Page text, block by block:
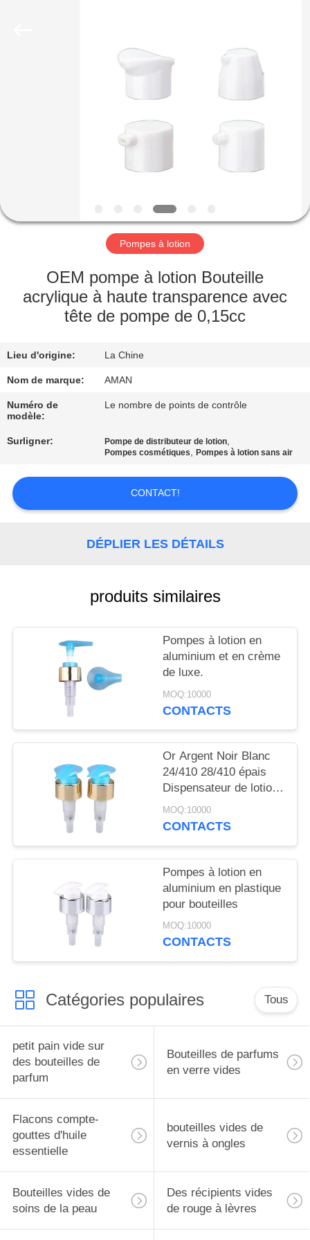
LE
SPECTACLE
PROPOS
NOUS
VISITE
L'USINE
CONTRÔLE
QUALITÉ
NOUVELLES
DEMANDEZ
UN
SITE
PRIVACY
POLICY
Pompes à lotion
OEM pompe à lotion Bouteille
acrylique à haute transparence avec
tête de pompe de 0,15cc
Lieu d'origine: La Chine
Nom de marque: AMAN
Numéro de
modèle:
Le nombre de points de contrôle
Surligner: Pompe de distributeur de lotion,
Pompes cosmétiques,Pompes à lotion sans air
CONTACT!
DÉPLIER LES DÉTAILS
produits similaires
Pompes à lotion en
aluminium et en crème
de luxe.
MOQ:10000
CONTACTS
Or Argent Noir Blanc
24/410 28/410 épais
Dispensateur de lotion
pour le corps de savon
Pompes de lotion pour
MOQ:10000
CONTACTS
Pompes à lotion en
aluminium en plastique
pour bouteilles
MOQ:10000
CONTACTS
Catégories populaires Tous
petit pain vide sur
des bouteilles de
parfum
Bouteilles de parfums
en verre vides
Flacons compte-
gouttes d'huile
essentielle
bouteilles vides de
vernis à ongles
Bouteilles vides de
soins de la peau
Des récipients vides
de rouge à lèvres